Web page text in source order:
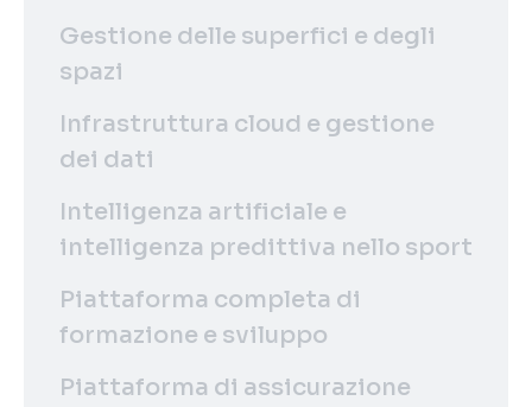
Gestione delle superfici e degli
spazi
Infrastruttura cloud e gestione
dei dati
Intelligenza artificiale e
intelligenza predittiva nello sport
Piattaforma completa di
formazione e sviluppo
Piattaforma di assicurazione